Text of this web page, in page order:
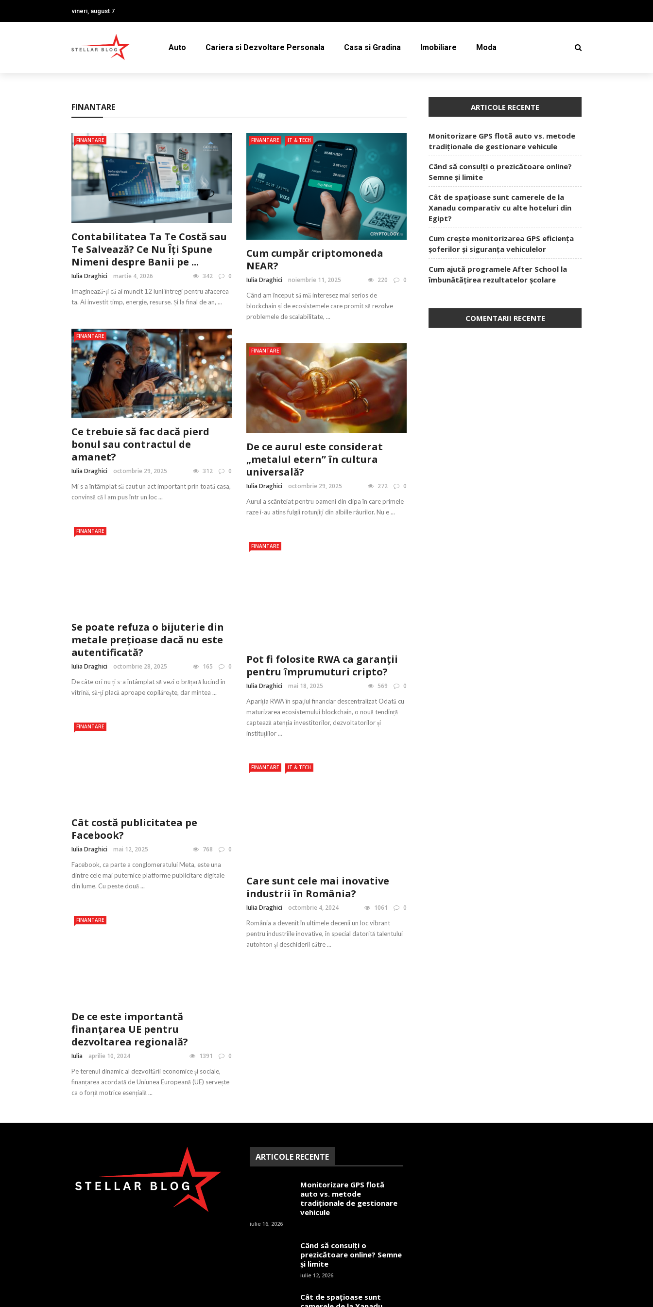
vineri, august 7
Auto Cariera si Dezvoltare Personala Casa si Gradina Imobiliare Moda
FINANTARE
FINANTARE
Contabilitatea Ta Te Costă sau
Te Salvează? Ce Nu Îți Spune
Nimeni despre Banii pe ...
Iulia Draghici martie 4, 2026 342 0
Imaginează-ți că ai muncit 12 luni întregi pentru afacerea
ta. Ai investit timp, energie, resurse. Și la final de an, ...
FINANTARE IT & TECH
Cum cumpăr criptomoneda
NEAR?
Iulia Draghici noiembrie 11, 2025 220 0
Când am început să mă interesez mai serios de
blockchain și de ecosistemele care promit să rezolve
problemele de scalabilitate, ...
FINANTARE
Ce trebuie să fac dacă pierd
bonul sau contractul de
amanet?
Iulia Draghici octombrie 29, 2025 312 0
Mi s a întâmplat să caut un act important prin toată casa,
convinsă că l am pus într un loc ...
FINANTARE
De ce aurul este considerat
„metalul etern” în cultura
universală?
Iulia Draghici octombrie 29, 2025 272 0
Aurul a scânteiat pentru oameni din clipa în care primele
raze i-au atins fulgii rotunjiți din albiile râurilor. Nu e ...
FINANTARE
Se poate refuza o bijuterie din
metale prețioase dacă nu este
autentificată?
Iulia Draghici octombrie 28, 2025 165 0
De câte ori nu ți s-a întâmplat să vezi o brățară lucind în
vitrină, să-ți placă aproape copilărește, dar mintea ...
FINANTARE
Pot fi folosite RWA ca garanții
pentru împrumuturi cripto?
Iulia Draghici mai 18, 2025 569 0
Apariția RWA în spațiul financiar descentralizat Odată cu
maturizarea ecosistemului blockchain, o nouă tendință
captează atenția investitorilor, dezvoltatorilor și
instituțiilor ...
FINANTARE
Cât costă publicitatea pe
Facebook?
Iulia Draghici mai 12, 2025 768 0
Facebook, ca parte a conglomeratului Meta, este una
dintre cele mai puternice platforme publicitare digitale
din lume. Cu peste două ...
FINANTARE IT & TECH
Care sunt cele mai inovative
industrii în România?
Iulia Draghici octombrie 4, 2024 1061 0
România a devenit în ultimele decenii un loc vibrant
pentru industriile inovative, în special datorită talentului
autohton și deschiderii către ...
FINANTARE
De ce este importantă
finanțarea UE pentru
dezvoltarea regională?
Iulia aprilie 10, 2024 1391 0
Pe terenul dinamic al dezvoltării economice și sociale,
finanțarea acordată de Uniunea Europeană (UE) servește
ca o forță motrice esențială ...
ARTICOLE RECENTE
Monitorizare GPS flotă auto vs. metode
tradiționale de gestionare vehicule
Când să consulți o prezicătoare online?
Semne și limite
Cât de spațioase sunt camerele de la
Xanadu comparativ cu alte hoteluri din
Egipt?
Cum crește monitorizarea GPS eficiența
șoferilor și siguranța vehiculelor
Cum ajută programele After School la
îmbunătățirea rezultatelor școlare
COMENTARII RECENTE
ARTICOLE RECENTE
Monitorizare GPS flotă
auto vs. metode
tradiționale de gestionare
vehicule
iulie 16, 2026
Când să consulți o
prezicătoare online? Semne
și limite
iulie 12, 2026
Cât de spațioase sunt